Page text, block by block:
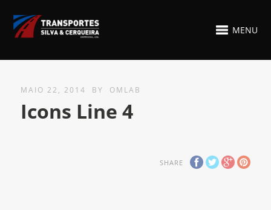
MENU
MAIO 22, 2014 BY OMLAB
Icons Line 4
SHARE